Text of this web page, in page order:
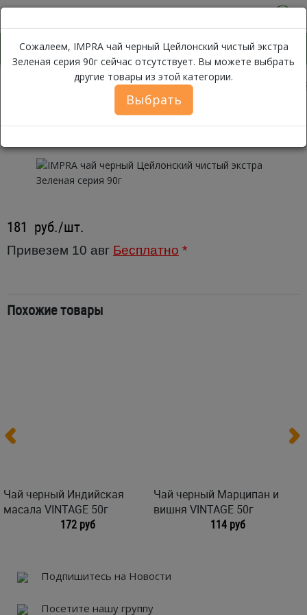
Бакалея Чай Чай черный премиум IMPRA
Сожалеем, IMPRA чай черный Цейлонский чистый экстра
Зеленая серия 90г сейчас отсутствует. Вы можете выбрать
другие товары из этой категории.
Выбрать
IMPRA чай черный Цейлонский
чистый экстра Зеленая серия 90г
181 руб./шт.
Привезем 10 авг Бесплатно *
Похожие товары
Чай черный Индийская
масала VINTAGE 50г
172 руб
Чай черный Марципан и
вишня VINTAGE 50г
114 руб
Подпишитесь на Новости
Посетите нашу группу